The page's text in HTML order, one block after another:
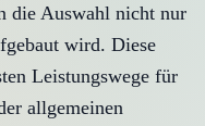
die Auswahl nicht nur
wird. Diese
Leistungswege für
allgemeinen